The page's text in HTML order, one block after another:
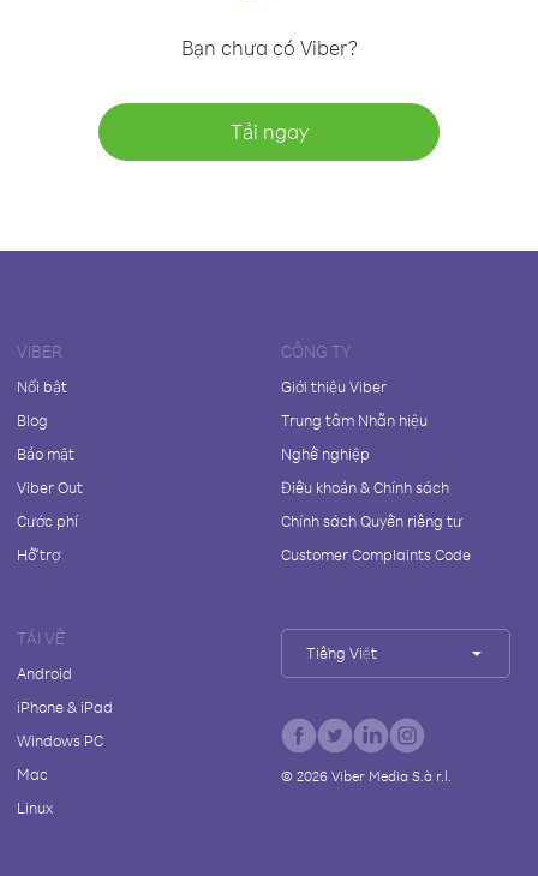
Bạn chưa có Viber?
Tải ngay
VIBER
Nổi bật
Blog
Bảo mật
Viber Out
Cước phí
Hỗ trợ
CÔNG TY
Giới thiệu Viber
Trung tâm Nhãn hiệu
Nghề nghiệp
Điều khoản & Chính sách
Chính sách Quyền riêng tư
Customer Complaints Code
TẢI VỀ
Android
iPhone & iPad
Windows PC
Mac
Linux
Tiếng Việt
© 2026Viber Media S.à r.l.